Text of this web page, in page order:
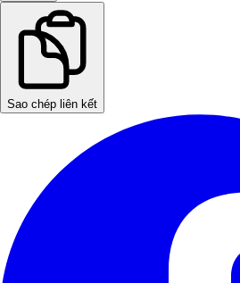
Sao chép liên kết